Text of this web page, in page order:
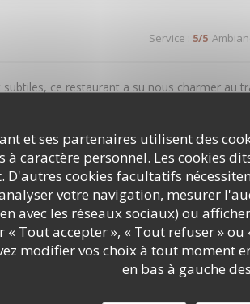
et ses partenaires utilisent des
à caractère personnel. Les cookies
D'autres cookies facultatifs
votre navigation, mesurer
avec les réseaux sociaux) ou
« Tout accepter », « Tout refuser »
modifier vos choix à tout moment
en bas à gauche
Service : 5/5
ce restaurant a su nous charmer au
parfaite à nos besoins. Je recommande!
Service : 5/5
famille Nourriture excellente accompagnée